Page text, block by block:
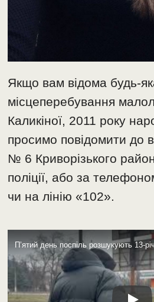
Якщо вам відома будь-
місцеперебування
Каликіної, 2011 року
просимо повідомити до
№ 6 Криворізького
поліції, або за
чи на лінію «102».